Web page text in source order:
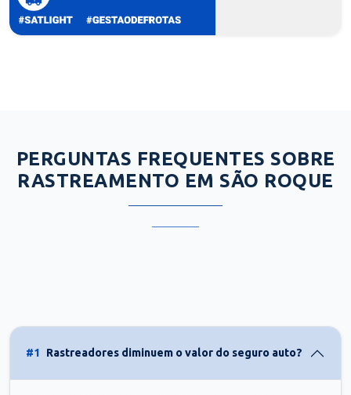
PERGUNTAS FREQUENTES SOBRE
RASTREAMENTO EM SÃO ROQUE
#1 Rastreadores diminuem o valor do seguro auto?